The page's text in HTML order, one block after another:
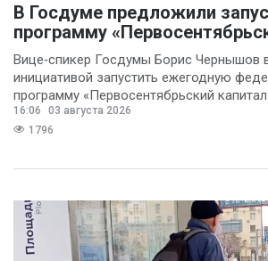
В Госдуме предложили
программу
Вице‑спикер Госдумы Борис Чернышов
инициативой запустить ежегодную
программу «Первосентябрьский
предполагает
16:06
03 августа 2026
1796